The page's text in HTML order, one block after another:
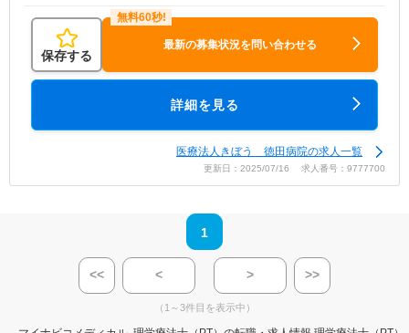
保存する
最新の募集状況を問い合わせる
詳細を見る
医療法人きぼう 徳田病院の求人一覧
更新日：2025/07/16 求人番号：9777700
1
<< < > >>
（1～3件目を表示中）